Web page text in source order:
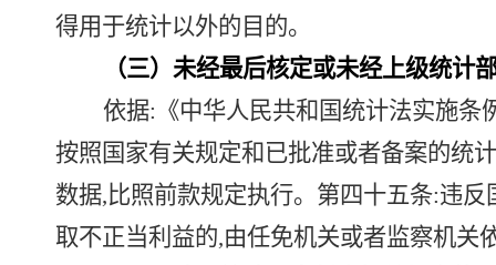
得用于统计以外的目的。
（三）未经最后核定或未经上级统计
依据:《中华人民共和国统计法实施条
按照国家有关规定和已批准或者备案的统
数据,比照前款规定执行。第四十五条:违
取不正当利益的,由任免机关或者监察机关